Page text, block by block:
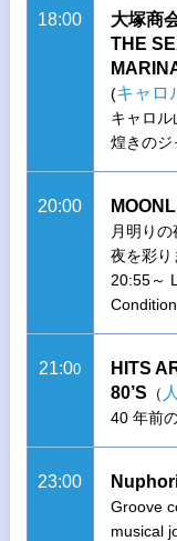
18:00
大塚商
THE
(キャロ
キャロ
煌きのジ
20:00
月明り
夜を彩り
20:55～
21:00
HITS
80’S （
40 年前
23:00
Groove
musical